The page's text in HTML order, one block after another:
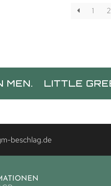
1
2
LITTLE GREEN MEN.
beschlag.de